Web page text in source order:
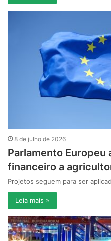
8 de julho de 2026
Parlamento Europeu
financeiro a
Projetos seguem para ser
Leia mais »